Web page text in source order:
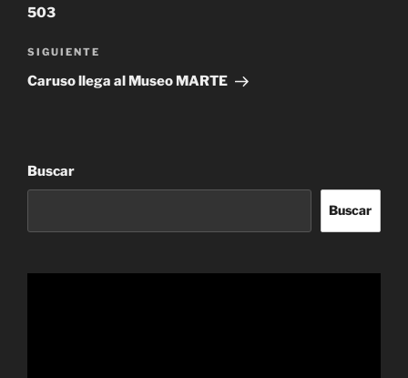
503
Siguiente
entrada
SIGUIENTE
Caruso llega al Museo MARTE
Buscar
Buscar